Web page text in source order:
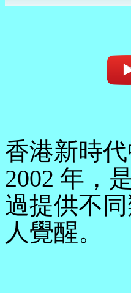
香港新時代
2002 年，
過提供不
人覺醒。